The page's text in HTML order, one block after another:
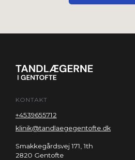
KONTAKT
+4539655712
klinik@tandlaegegentofte.dk
Smakkegårdsvej 171, 1th
2820 Gentofte